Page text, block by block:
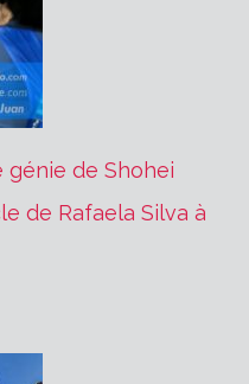
génie de Shohei
de Rafaela Silva à